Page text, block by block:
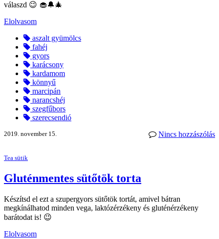
válaszd 😉 🧁🔔🎄
Elolvasom
aszalt gyümölcs
fahéj
gyors
karácsony
kardamom
könnyű
marcipán
narancshéj
szegfűbors
szerecsendió
Nincs hozzászólás
2019. november 15.
Tea sütik
Gluténmentes sütőtök torta
Készítsd el ezt a szupergyors sütőtök tortát, amivel bátran
megkínálhatod minden vega, laktózérzékeny és gluténérzékeny
barátodat is! 😉
Elolvasom